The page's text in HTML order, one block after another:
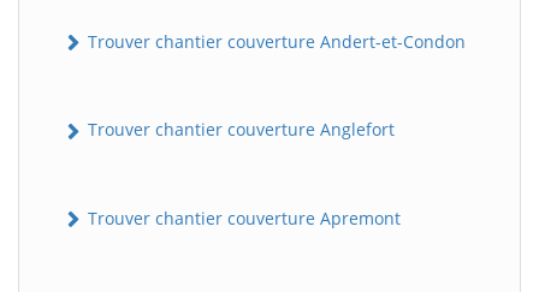
Trouver chantier couverture Andert-et-Condon
Trouver chantier couverture Anglefort
Trouver chantier couverture Apremont